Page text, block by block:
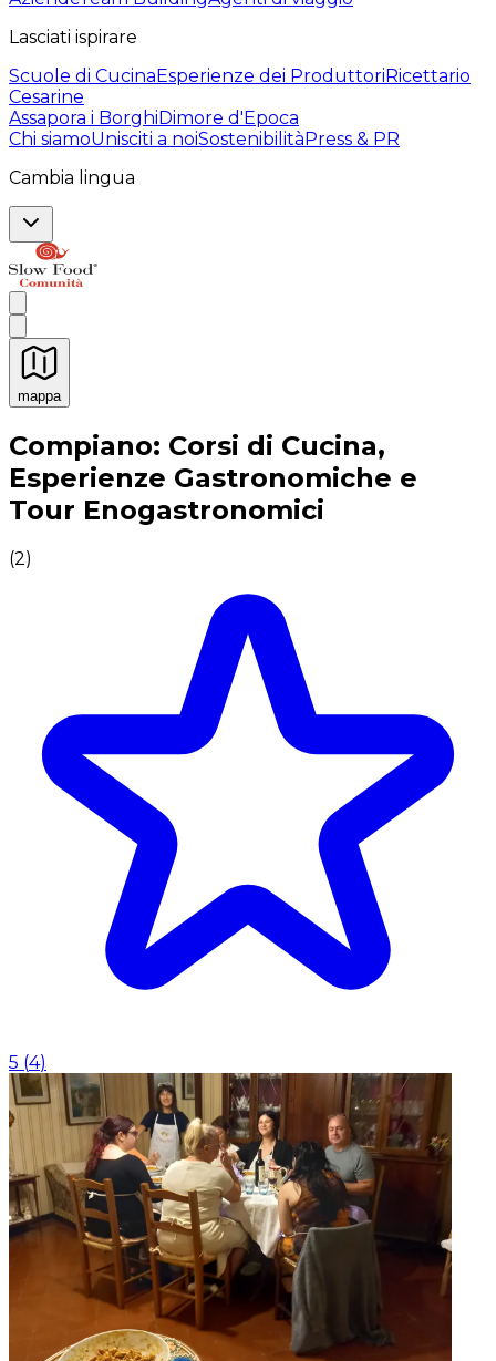
Lasciati ispirare
Scuole di CucinaEsperienze dei ProduttoriRicettario
Cesarine
Assapora i BorghiDimore d'Epoca
Chi siamoUnisciti a noiSostenibilitàPress & PR
Cambia lingua
mappa
Esperienze culinarie indimenticabili: Esperienze
Compiano: Corsi di Cucina,
Esperienze Gastronomiche e
Tour Enogastronomici
(2)
5 (4)